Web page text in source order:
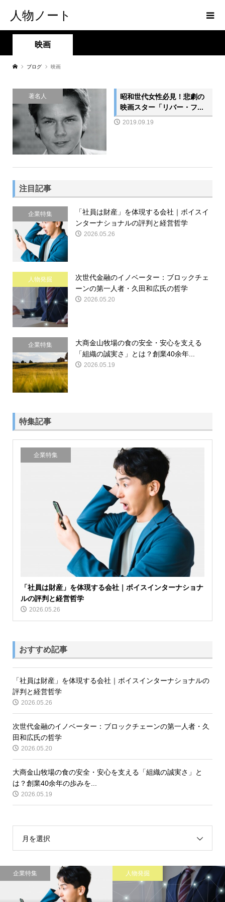
人物ノート
映画
ブログ 映画
著名人
昭和世代女性必見！悲劇の
映画スター「リバー・フ...
2019.09.19
注目記事
企業特集
「社員は財産」を体現する会社｜ボイスイ
ンターナショナルの評判と経営哲学
2026.05.26
人物発掘
次世代金融のイノベーター：ブロックチェ
ーンの第一人者・久田和広氏の哲学
2026.05.20
企業特集
大商金山牧場の食の安全・安心を支える
「組織の誠実さ」とは？創業40余年...
2026.05.19
特集記事
企業特集
「社員は財産」を体現する会社｜ボイスインターナショナ
ルの評判と経営哲学
2026.05.26
おすすめ記事
「社員は財産」を体現する会社｜ボイスインターナショナルの
評判と経営哲学
2026.05.26
次世代金融のイノベーター：ブロックチェーンの第一人者・久
田和広氏の哲学
2026.05.20
大商金山牧場の食の安全・安心を支える「組織の誠実さ」と
は？創業40余年の歩みを...
2026.05.19
月を選択
企業特集 人物発掘